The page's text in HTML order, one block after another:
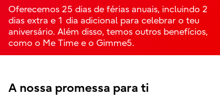
Oferecemos 25 dias de férias anuais, incluindo 2
dias extra e 1 dia adicional para celebrar o teu
aniversário. Além disso, temos outros benefícios,
como o Me Time e o Gimme5.
A nossa promessa para ti